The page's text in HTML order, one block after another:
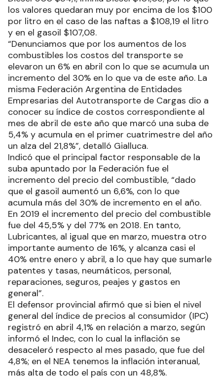
los valores quedaran muy por encima de los $100
por litro en el caso de las naftas a $108,19 el litro
y en el gasoil $107,08.
“Denunciamos que por los aumentos de los
combustibles los costos del transporte se
elevaron un 6% en abril con lo que se acumula un
incremento del 30% en lo que va de este año. La
misma Federación Argentina de Entidades
Empresarias del Autotransporte de Cargas dio a
conocer su índice de costos correspondiente al
mes de abril de este año que marcó una suba de
5,4% y acumula en el primer cuatrimestre del año
un alza del 21,8%”, detalló Gialluca.
Indicó que el principal factor responsable de la
suba apuntado por la Federación fue el
incremento del precio del combustible, “dado
que el gasoil aumentó un 6,6%, con lo que
acumula más del 30% de incremento en el año.
En 2019 el incremento del precio del combustible
fue del 45,5% y del 77% en 2018. En tanto,
Lubricantes, al igual que en marzo, muestra otro
importante aumento de 16%, y alcanza casi el
40% entre enero y abril, a lo que hay que sumarle
patentes y tasas, neumáticos, personal,
reparaciones, seguros, peajes y gastos en
general”.
El defensor provincial afirmó que si bien el nivel
general del índice de precios al consumidor (IPC)
registró en abril 4,1% en relación a marzo, según
informó el Indec, con lo cual la inflación se
desaceleró respecto al mes pasado, que fue del
4,8%; en el NEA tenemos la inflación interanual,
más alta de todo el país con un 48,8%.